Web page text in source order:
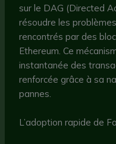
sur le DAG (Directed
résoudre les
rencontrés par des
Ethereum. Ce
instantanée des
renforcée grâce à sa
pannes.
L’adoption rapide de